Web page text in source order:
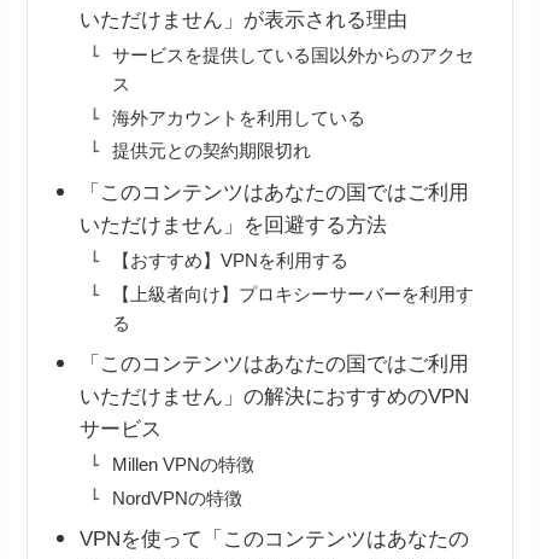
いただけません」が表示される理由
サービスを提供している国以外からのアクセ
ス
海外アカウントを利用している
提供元との契約期限切れ
「このコンテンツはあなたの国ではご利用
いただけません」を回避する方法
【おすすめ】VPNを利用する
【上級者向け】プロキシーサーバーを利用す
る
「このコンテンツはあなたの国ではご利用
いただけません」の解決におすすめのVPN
サービス
Millen VPNの特徴
NordVPNの特徴
VPNを使って「このコンテンツはあなたの